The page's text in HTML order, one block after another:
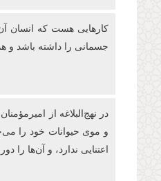
کارهایی هست که انسان
جسمانی را داشته باشد و
در نهج‌البلاغه از
و موی حیوانات خود را
اعتنایی ندارد، و آن‌ها